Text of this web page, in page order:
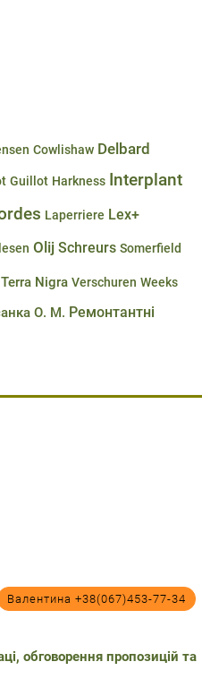
Cowlishaw Delbard
Guillot Harkness Interplant
Laperriere Lex+
Olij Schreurs Somerfield
Terra Nigra Verschuren Weeks
О. М. Ремонтантні
Валентина +38(067)453-77-34
обговорення пропозицій та